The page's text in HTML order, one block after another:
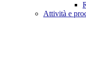
Attività e